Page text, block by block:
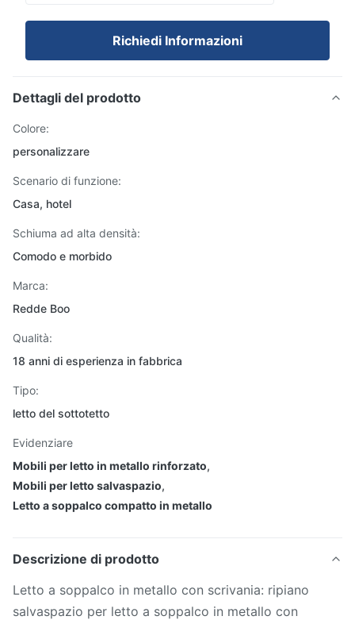
Richiedi Informazioni
Dettagli del prodotto
Colore:
personalizzare
Scenario di funzione:
Casa, hotel
Schiuma ad alta densità:
Comodo e morbido
Marca:
Redde Boo
Qualità:
18 anni di esperienza in fabbrica
Tipo:
letto del sottotetto
Evidenziare
Mobili per letto in metallo rinforzato,
Mobili per letto salvaspazio,
Letto a soppalco compatto in metallo
Descrizione di prodotto
Letto a soppalco in metallo con scrivania: ripiano
salvaspazio per letto a soppalco in metallo con